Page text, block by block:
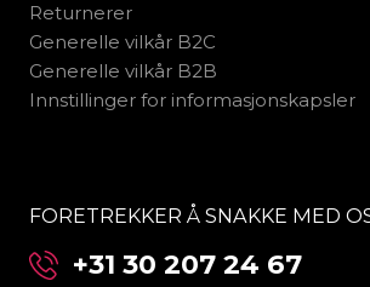
Returnerer
Generelle vilkår B2C
Generelle vilkår B2B
Innstillinger for informasjonskapsler
FORETREKKER Å SNAKKE MED
+31 30 207 24 67